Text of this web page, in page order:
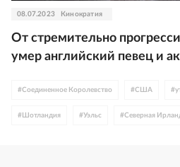
08.07.2023 Кинократия
От стремительно
умер английский певец и
#Соединенное Королевство #США #
# Шотландия #Уэльс #Северная